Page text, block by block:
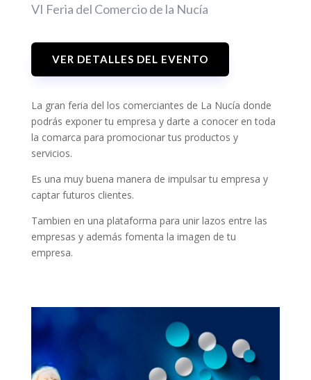
Jul 3, 2026
Noticias
optimizar tu presupuesto publicitario,
entender al...
tu negocio
Jul 2, 2026| Noticias
La Inteligencia Artificial ya puede
VI Feria del Comercio de la Nucía
VER DETALLES DEL EVENTO
La gran feria del los comerciantes de La Nucía donde
podrás exponer tu empresa y darte a conocer en toda
la comarca para promocionar tus productos y
servicios.
Es una muy buena manera de impulsar tu empresa y
captar futuros clientes.
Tambien en una plataforma para unir lazos entre las
empresas y además fomenta la imagen de tu
empresa.